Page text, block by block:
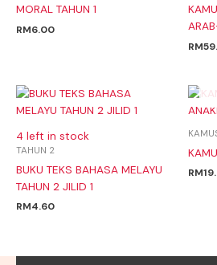
MORAL TAHUN 1
RM6.00
RM
4 left in stock
TAHUN 2
BUKU TEKS BAHASA MELAYU
TAHUN 2 JILID 1
RM4.60
RM